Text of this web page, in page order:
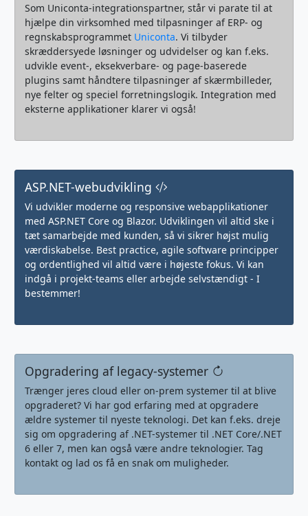
Som Uniconta-integrationspartner, står vi parate til at
hjælpe din virksomhed med tilpasninger af ERP- og
regnskabsprogrammet Uniconta. Vi tilbyder
skræddersyede løsninger og udvidelser og kan f.eks.
udvikle event-, eksekverbare- og page-baserede
plugins samt håndtere tilpasninger af skærmbilleder,
nye felter og speciel forretningslogik. Integration med
eksterne applikationer klarer vi også!
ASP.NET-webudvikling
Vi udvikler moderne og responsive webapplikationer
med ASP.NET Core og Blazor. Udviklingen vil altid ske i
tæt samarbejde med kunden, så vi sikrer højst mulig
værdiskabelse. Best practice, agile software principper
og ordentlighed vil altid være i højeste fokus. Vi kan
indgå i projekt-teams eller arbejde selvstændigt - I
bestemmer!
Opgradering af legacy-systemer
Trænger jeres cloud eller on-prem systemer til at blive
opgraderet? Vi har god erfaring med at opgradere
ældre systemer til nyeste teknologi. Det kan f.eks. dreje
sig om opgradering af .NET-systemer til .NET Core/.NET
6 eller 7, men kan også være andre teknologier. Tag
kontakt og lad os få en snak om muligheder.